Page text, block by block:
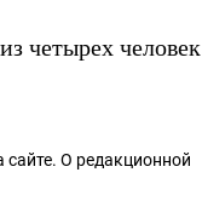
четырех человек
сайте. О редакционной